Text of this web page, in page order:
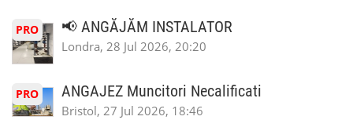
PRO 📢 ANGĂJĂM INSTALATOR
Londra, 28 Jul 2026, 20:20
PRO ANGAJEZ Muncitori Necalificati
Bristol, 27 Jul 2026, 18:46